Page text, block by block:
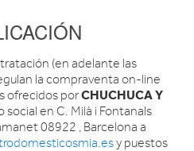
(en adelante las
la compraventa on-line
ofrecidos porCHUCHUCA Y
social en C. Milà i Fontanals
08922 , Barcelona a
y puestos